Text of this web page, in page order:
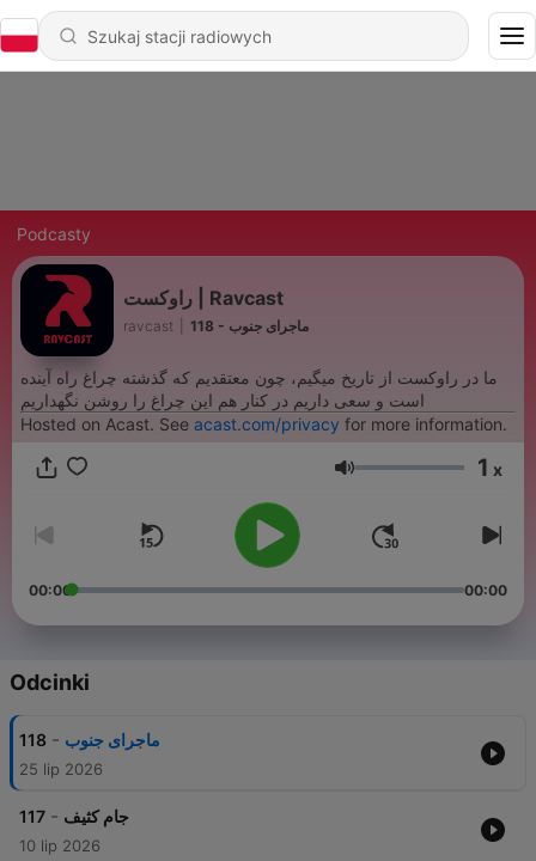
Podcasty
راوکست | Ravcast
ravcast 118 - ماجرای جنوب
ما در راوکست از تاریخ میگیم، چون معتقدیم که گذشته چراغ راه آینده
است و سعی داریم در کنار هم این چراغ را روشن نگهداریم
Hosted on Acast. See acast.com/privacy for more information.
Głośność 1 x
00:00 00:00
Odcinki
118 - ماجرای جنوب
25 lip 2026
117 - جام کثیف
10 lip 2026